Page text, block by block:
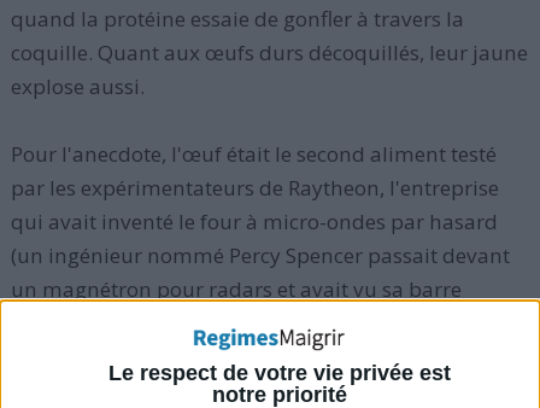
Le respect de votre vie privée est
notre priorité
quand la protéine essaie de gonfler à travers la
coquille. Quant aux œufs durs décoquillés, leur jaune
explose aussi.
Pour l'anecdote, l'œuf était le second aliment testé
par les expérimentateurs de Raytheon, l'entreprise
qui avait inventé le four à micro-ondes par hasard
(un ingénieur nommé Percy Spencer passait devant
un magnétron pour radars et avait vu sa barre
chocolatée fondre dans la poche de sa blouse).
L'aliment avait pété au visage des scientifiques.